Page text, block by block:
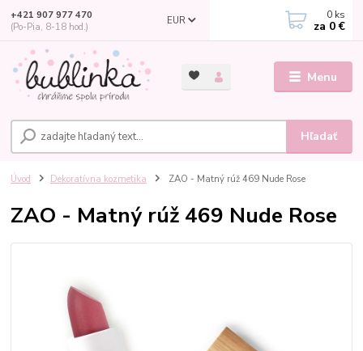
Menu
EUR
Hľadať
+421 907 977 470
(Po-Pia, 8-18 hod.)
0 ks
za 0 €
Úvod Dekoratívna kozmetika ZAO - Matný rúž 469 Nude Rose
ZAO - Matný rúž 469 Nude Rose